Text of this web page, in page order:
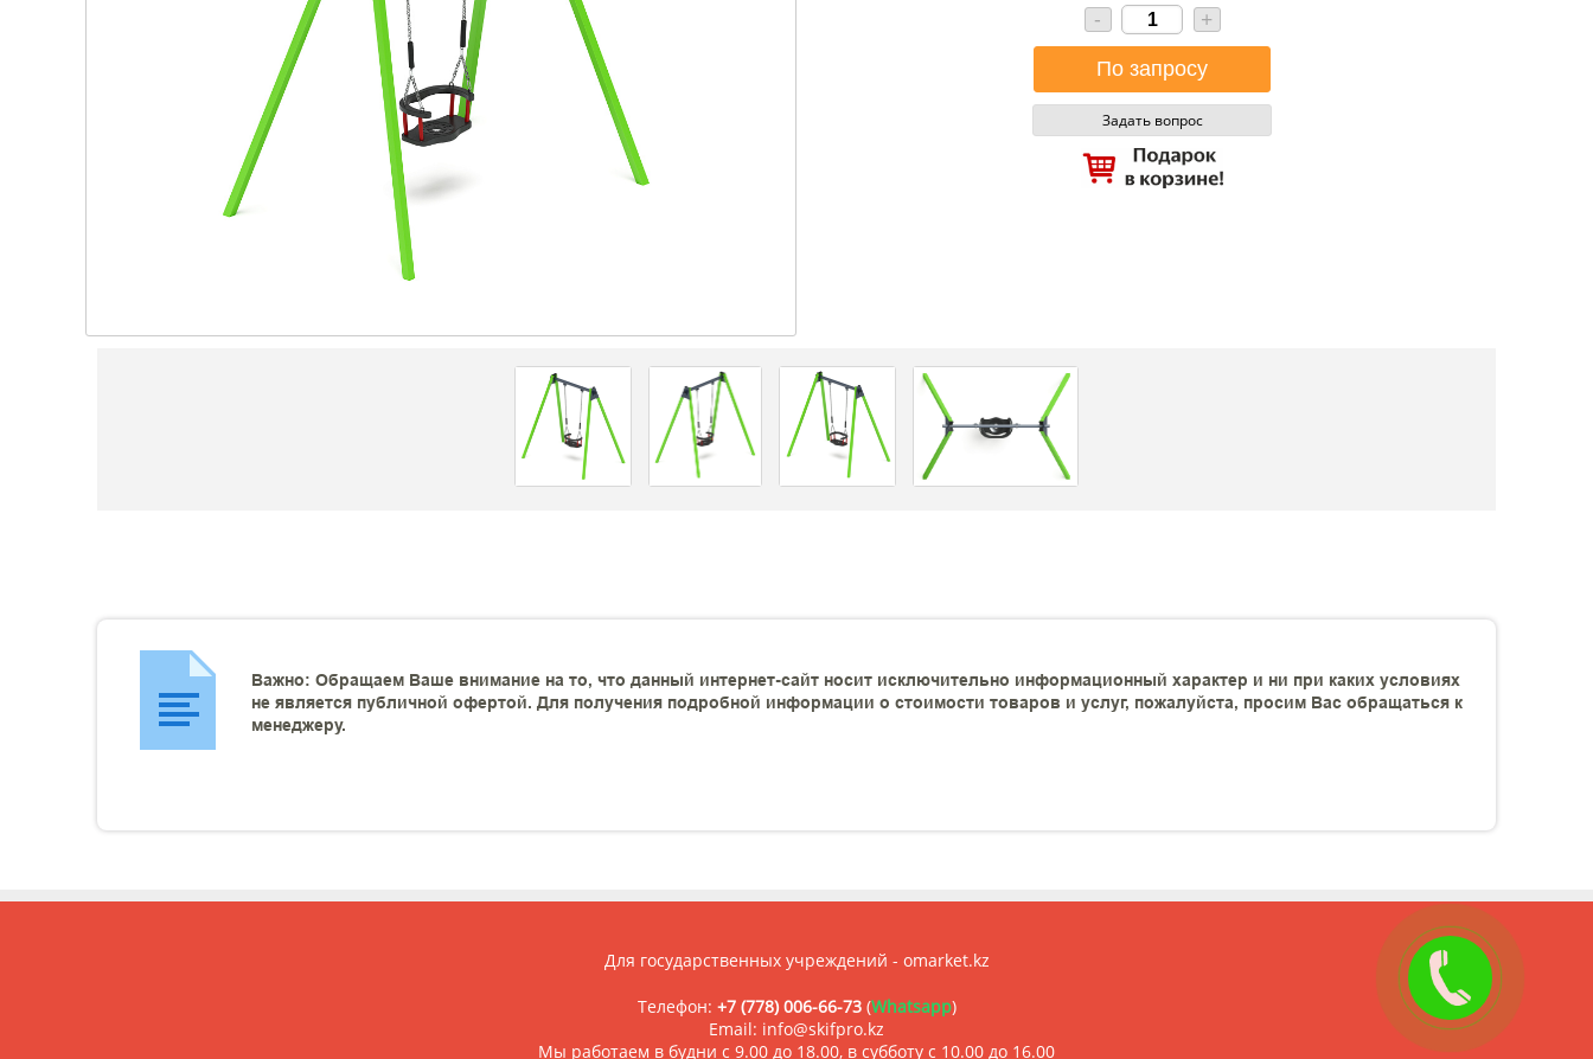
- +
Задать вопрос
Важно: Обращаем Ваше внимание на то, что данный интернет-сайт носит исключительно информационный характер и ни при каких условиях
не является публичной офертой. Для получения подробной информации о стоимости товаров и услуг, пожалуйста, просим Вас обращаться к
менеджеру.
Для государственных учреждений - omarket.kz
Телефон: +7 (778) 006-66-73(Whatsapp)
Email: info@skifpro.kz
Мы работаем в будни с 9.00 до 18.00, в субботу с 10.00 до 16.00